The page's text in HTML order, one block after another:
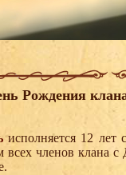
Рождения
исполняется 12 лет
членов клана